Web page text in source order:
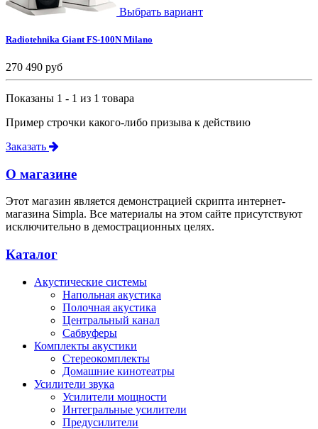
Выбрать вариант
Radiotehnika Giant FS-100N Milano
270 490 руб
Показаны 1 - 1 из 1 товара
Пример строчки какого-либо призыва к действию
Заказать
О магазине
Этот магазин является демонстрацией скрипта интернет-
магазина Simpla. Все материалы на этом сайте присутствуют
исключительно в демострационных целях.
Каталог
Акустические системы
Напольная акустика
Полочная акустика
Центральный канал
Сабвуферы
Комплекты акустики
Стереокомплекты
Домашние кинотеатры
Усилители звука
Усилители мощности
Интегральные усилители
Предусилители